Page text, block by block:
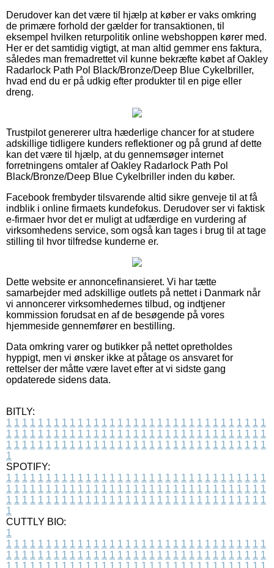
Derudover kan det være til hjælp at køber er vaks omkring
de primære forhold der gælder for transaktionen, til
eksempel hvilken returpolitik online webshoppen kører med.
Her er det samtidig vigtigt, at man altid gemmer ens faktura,
således man fremadrettet vil kunne bekræfte købet af Oakley
Radarlock Path Pol Black/Bronze/Deep Blue Cykelbriller,
hvad end du er på udkig efter produkter til en pige eller
dreng.
Trustpilot genererer ultra hæderlige chancer for at studere
adskillige tidligere kunders reflektioner og på grund af dette
kan det være til hjælp, at du gennemsøger internet
forretningens omtaler af Oakley Radarlock Path Pol
Black/Bronze/Deep Blue Cykelbriller inden du køber.
Facebook frembyder tilsvarende altid sikre genveje til at få
indblik i online firmaets kundefokus. Derudover ser vi faktisk
e-firmaer hvor det er muligt at udfærdige en vurdering af
virksomhedens service, som også kan tages i brug til at tage
stilling til hvor tilfredse kunderne er.
Dette website er annoncefinansieret. Vi har tætte
samarbejder med adskillige outlets på nettet i Danmark når
vi annoncerer virksomhedernes tilbud, og indtjener
kommission forudsat en af de besøgende på vores
hjemmeside gennemfører en bestilling.
Data omkring varer og butikker på nettet opretholdes
hyppigt, men vi ønsker ikke at påtage os ansvaret for
rettelser der måtte være lavet efter at vi sidste gang
opdaterede sidens data.
BITLY:
1 1 1 1 1 1 1 1 1 1 1 1 1 1 1 1 1 1 1 1 1 1 1 1 1 1 1 1 1 1 1 1 1
1 1 1 1 1 1 1 1 1 1 1 1 1 1 1 1 1 1 1 1 1 1 1 1 1 1 1 1 1 1 1 1 1
1 1 1 1 1 1 1 1 1 1 1 1 1 1 1 1 1 1 1 1 1 1 1 1 1 1 1 1 1 1 1 1 1
1
SPOTIFY:
1 1 1 1 1 1 1 1 1 1 1 1 1 1 1 1 1 1 1 1 1 1 1 1 1 1 1 1 1 1 1 1 1
1 1 1 1 1 1 1 1 1 1 1 1 1 1 1 1 1 1 1 1 1 1 1 1 1 1 1 1 1 1 1 1 1
1 1 1 1 1 1 1 1 1 1 1 1 1 1 1 1 1 1 1 1 1 1 1 1 1 1 1 1 1 1 1 1 1
1
CUTTLY BIO:
1
1 1 1 1 1 1 1 1 1 1 1 1 1 1 1 1 1 1 1 1 1 1 1 1 1 1 1 1 1 1 1 1 1
1 1 1 1 1 1 1 1 1 1 1 1 1 1 1 1 1 1 1 1 1 1 1 1 1 1 1 1 1 1 1 1 1
1 1 1 1 1 1 1 1 1 1 1 1 1 1 1 1 1 1 1 1 1 1 1 1 1 1 1 1 1 1 1 1 1